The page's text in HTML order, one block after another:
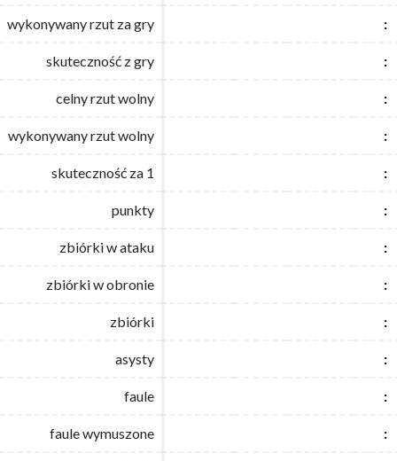
wykonywany rzut za gry :
skuteczność z gry :
celny rzut wolny :
wykonywany rzut wolny :
skuteczność za 1 :
punkty :
zbiórki w ataku :
zbiórki w obronie :
zbiórki :
asysty :
faule :
faule wymuszone :
wykonywany rzut za gry :
skuteczność z gry :
celny rzut wolny :
wykonywany rzut wolny :
skuteczność za 1 :
punkty :
zbiórki w ataku :
zbiórki w obronie :
zbiórki :
asysty :
faule :
faule wymuszone :